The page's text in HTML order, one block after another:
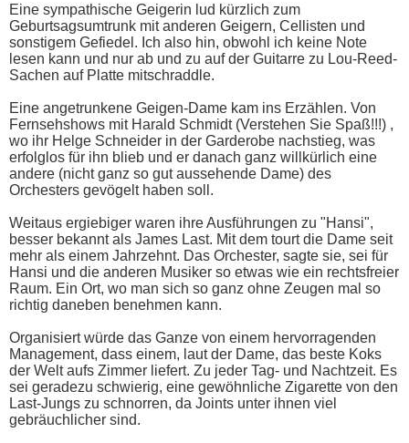
Eine sympathische Geigerin lud kürzlich zum
Geburtsagsumtrunk mit anderen Geigern, Cellisten und
sonstigem Gefiedel. Ich also hin, obwohl ich keine Note
lesen kann und nur ab und zu auf der Guitarre zu Lou-Reed-
Sachen auf Platte mitschraddle.
Eine angetrunkene Geigen-Dame kam ins Erzählen. Von
Fernsehshows mit Harald Schmidt (Verstehen Sie Spaß!!!) ,
wo ihr Helge Schneider in der Garderobe nachstieg, was
erfolglos für ihn blieb und er danach ganz willkürlich eine
andere (nicht ganz so gut aussehende Dame) des
Orchesters gevögelt haben soll.
Weitaus ergiebiger waren ihre Ausführungen zu "Hansi",
besser bekannt als James Last. Mit dem tourt die Dame seit
mehr als einem Jahrzehnt. Das Orchester, sagte sie, sei für
Hansi und die anderen Musiker so etwas wie ein rechtsfreier
Raum. Ein Ort, wo man sich so ganz ohne Zeugen mal so
richtig daneben benehmen kann.
Organisiert würde das Ganze von einem hervorragenden
Management, dass einem, laut der Dame, das beste Koks
der Welt aufs Zimmer liefert. Zu jeder Tag- und Nachtzeit. Es
sei geradezu schwierig, eine gewöhnliche Zigarette von den
Last-Jungs zu schnorren, da Joints unter ihnen viel
gebräuchlicher sind.